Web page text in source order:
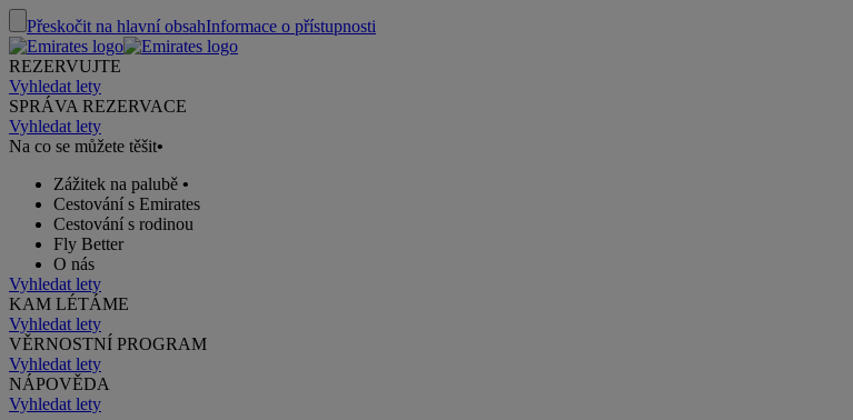
Přeskočit na hlavní obsahInformace o přístupnosti
REZERVUJTE
Vyhledat lety
SPRÁVA REZERVACE
Vyhledat lety
Na co se můžete těšit•
Zážitek na palubě •
Cestování s Emirates
Cestování s rodinou
Fly Better
O nás
Vyhledat lety
KAM LÉTÁME
Vyhledat lety
VĚRNOSTNÍ PROGRAM
Vyhledat lety
NÁPOVĚDA
Vyhledat lety